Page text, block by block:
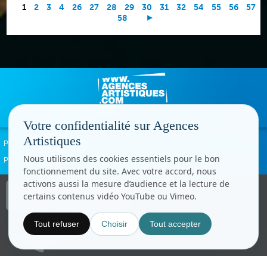
1 2 3 4 26 27 28 29 30 31 32 54 55 56
57
58
Politique de confidentialité
Paramètres cookies
Copyright © CC.Comunication
Tous droits réservés
Votre confidentialité sur Agences
Artistiques
Nous utilisons des cookies essentiels pour le bon
fonctionnement du site. Avec votre accord, nous
activons aussi la mesure d’audience et la lecture de
certains contenus vidéo YouTube ou Vimeo.
Tout refuser Choisir Tout accepter